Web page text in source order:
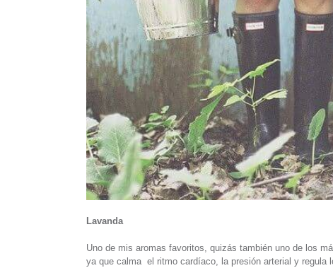
Lavanda
Uno de mis aromas favoritos, quizás también uno de los
ya que calma el ritmo cardíaco, la presión arterial y regula